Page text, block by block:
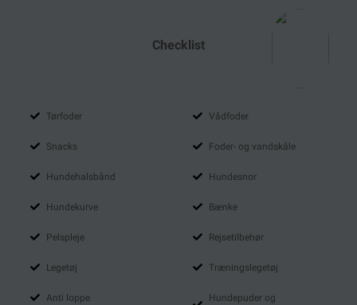
Checklist
Tørfoder Vådfoder
Snacks Foder- og vandskåle
Hundehalsbånd Hundesnor
Hundekurve Bænke
Pelspleje Rejsetilbehør
Legetøj Træningslegetøj
Anti loppe
Hundepuder og